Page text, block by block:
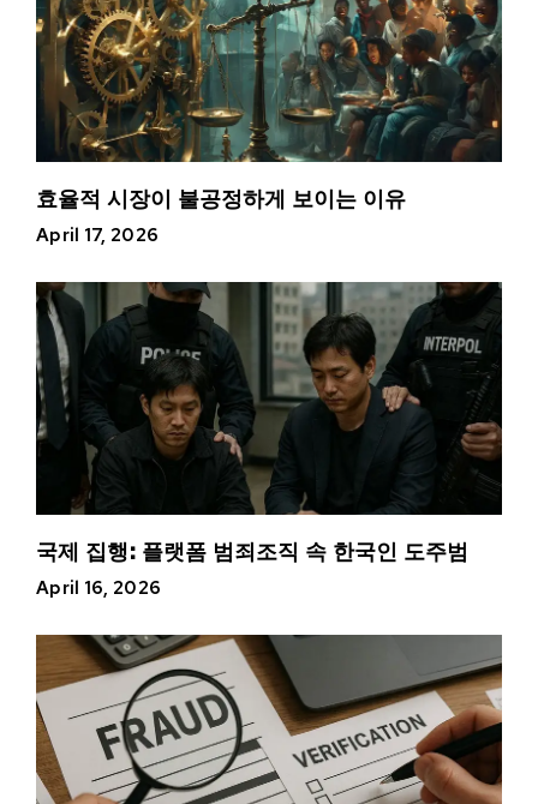
효율적 시장이 불공정하게 보이는 이유
April 17, 2026
국제 집행: 플랫폼 범죄조직 속 한국인 도주범
April 16, 2026